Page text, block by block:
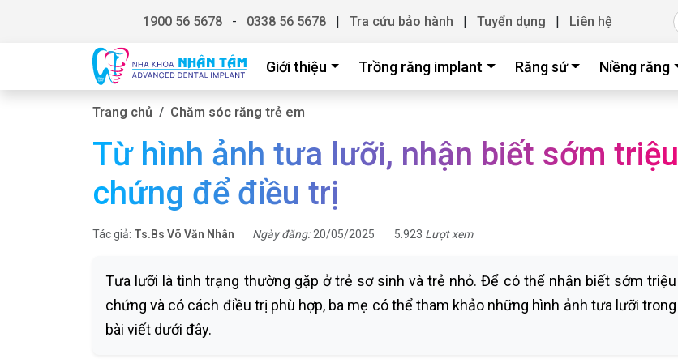
1900 56 5678 - 0338 56 5678 | Tra cứu bảo hành | Tuyển dụng | Liên hệ
Giới thiệu Trồng răng implant Răng sứ Niềng răng
Trang chủ Chăm sóc răng trẻ em
Từ hình ảnh tưa lưỡi, nhận biết sớm triệu
chứng để điều trị
Tác giả: Ts.Bs Võ Văn Nhân Ngày đăng: 20/05/2025 5.923 Lượt xem
Tưa lưỡi là tình trạng thường gặp ở trẻ sơ sinh và trẻ nhỏ. Để có thể nhận biết sớm triệu
chứng và có cách điều trị phù hợp, ba mẹ có thể tham khảo những hình ảnh tưa lưỡi trong
bài viết dưới đây.